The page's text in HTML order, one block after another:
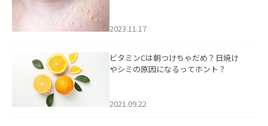
2023.11.17
ビタミンCは朝つけちゃだめ？日焼け
やシミの原因になるってホント？
2021.09.22